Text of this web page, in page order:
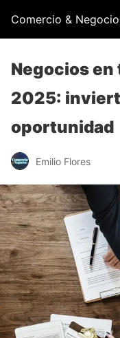
Comercio &
Negocios en
2025:
oportunidad
Emilio Flores